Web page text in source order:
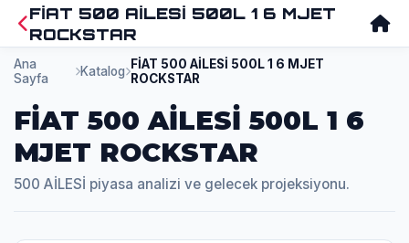
FİAT 500 AİLESİ 500L 1 6 MJET
ROCKSTAR
Ana
Sayfa
Katalog
FİAT 500 AİLESİ 500L 1 6 MJET
ROCKSTAR
FİAT 500 AİLESİ 500L 1 6
MJET ROCKSTAR
500 AİLESİ piyasa analizi ve gelecek projeksiyonu.